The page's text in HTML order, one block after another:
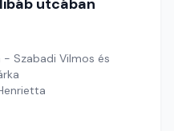
utcában
- Szabadi Vilmos és